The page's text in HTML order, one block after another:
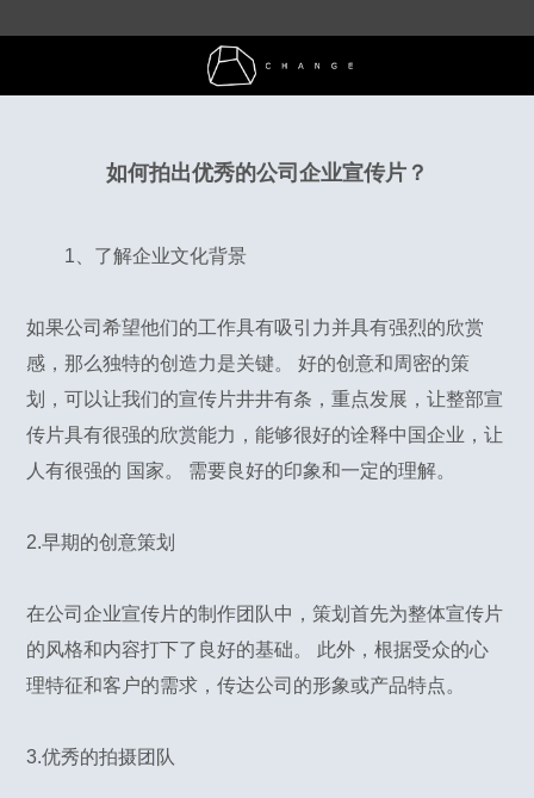
如何拍出优秀的公司企业宣传片？
1、了解企业文化背景
如果公司希望他们的工作具有吸引力并具有强烈的欣赏
感，那么独特的创造力是关键。 好的创意和周密的策
划，可以让我们的宣传片井井有条，重点发展，让整部宣
传片具有很强的欣赏能力，能够很好的诠释中国企业，让
人有很强的 国家。 需要良好的印象和一定的理解。
2.早期的创意策划
在公司企业宣传片的制作团队中，策划首先为整体宣传片
的风格和内容打下了良好的基础。 此外，根据受众的心
理特征和客户的需求，传达公司的形象或产品特点。
3.优秀的拍摄团队